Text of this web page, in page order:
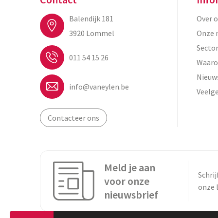
Balendijk 181
3920 Lommel
011 54 15 26
info@vaneylen.be
Contacteer ons
Over
Onze
Meld je aan
voor onze
nieuwsbrief
onze